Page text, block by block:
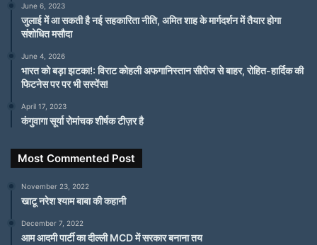
June 6, 2023
जुलाई में आ सकती है नई सहकारिता नीति, अमित शाह के मार्गदर्शन में तैयार होगा
संशोधित मसौदा
June 4, 2026
भारत को बड़ा झटका!: विराट कोहली अफगानिस्तान सीरीज से बाहर, रोहित-हार्दिक की
फिटनेस पर पर भी सस्पेंस!
April 17, 2023
कंगुवागा सूर्या रोमांचक शीर्षक टीज़र है
Most Commented Post
November 23, 2022
खाटू नरेश श्याम बाबा की कहानी
December 7, 2022
आम आदमी पार्टी का दील्ली MCD में सरकार बनाना तय